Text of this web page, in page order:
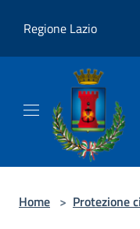
Regione Lazio
Home > Protezione